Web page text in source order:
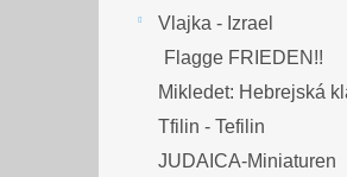
Vlajka - Izrael
Flagge FRIEDEN!!
Mikledet: Hebrejská
Tfilin - Tefilin
JUDAICA-Miniaturen